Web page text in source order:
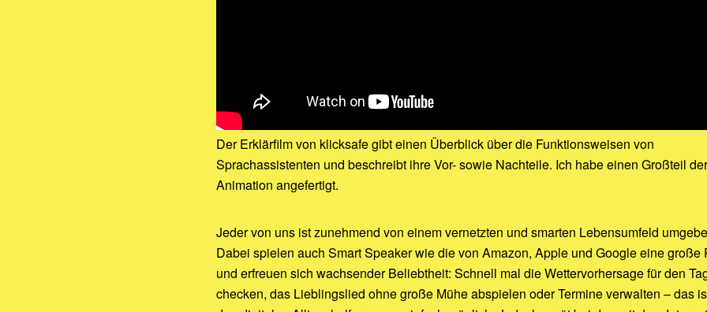
Der Erklärfilm von klicksafe gibt einen Überblick über die Funktionsweisen von
Sprachassistenten und beschreibt ihre Vor- sowie Nachteile. Ich habe einen Großteil der
Animation angefertigt.
Jeder von uns ist zunehmend von einem vernetzten und smarten Lebensumfeld
Dabei spielen auch Smart Speaker wie die von Amazon, Apple und Google eine große
und erfreuen sich wachsender Beliebtheit: Schnell mal die Wettervorhersage für den
checken, das Lieblingslied ohne große Mühe abspielen oder Termine verwalten – das